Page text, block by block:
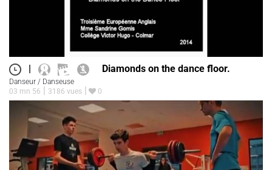
| Diamonds on the dance floor.
Danseur / Danseuse
03 mn 56
3186 vues 0